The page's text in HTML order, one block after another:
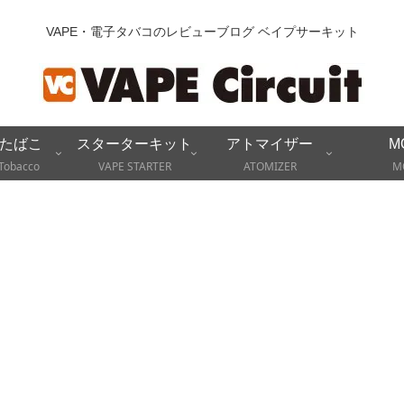
VAPE・電子タバコのレビューブログ ベイプサーキット
ばこ
スターターキット
VAPE STARTER
アトマイザー
ATOMIZER